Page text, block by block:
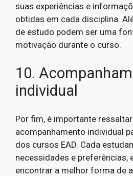
suas experiências e
obtidas em cada disciplina.
de estudo podem ser uma
motivação durante o curso.
10.
individual
Por fim, é importante
acompanhamento individual
dos cursos EAD. Cada
necessidades e preferências,
encontrar a melhor forma de